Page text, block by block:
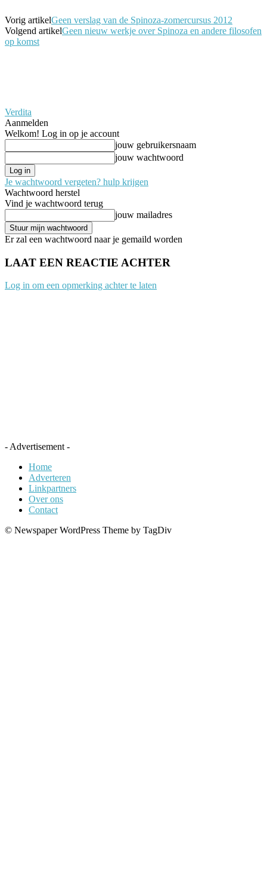
Vorig artikelGeen verslag van de Spinoza-zomercursus 2012
Volgend artikelGeen nieuw werkje over Spinoza en andere filosofen
op komst
Verdita
Aanmelden
Welkom! Log in op je account
jouw gebruikersnaam
jouw wachtwoord
Je wachtwoord vergeten? hulp krijgen
Wachtwoord herstel
Vind je wachtwoord terug
jouw mailadres
Er zal een wachtwoord naar je gemaild worden
LAAT EEN REACTIE ACHTER
Log in om een opmerking achter te laten
- Advertisement -
Home
Adverteren
Linkpartners
Over ons
Contact
© Newspaper WordPress Theme by TagDiv